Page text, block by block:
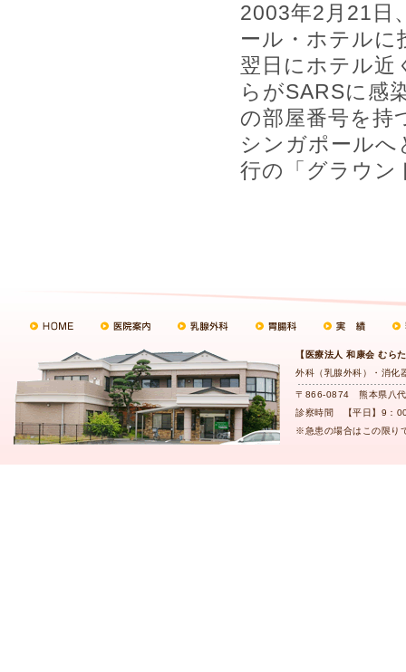
2003年2月21日
ール・ホテルに
翌日にホテル近
らがSARSに感
の部屋番号を持
シンガポールへ
行の「グラウン
【医療法人 和康会 むら
外科（乳腺外科）・消化
〒866-0874 熊本県八
診察時間 【平日】9：
※急患の場合はこの限り